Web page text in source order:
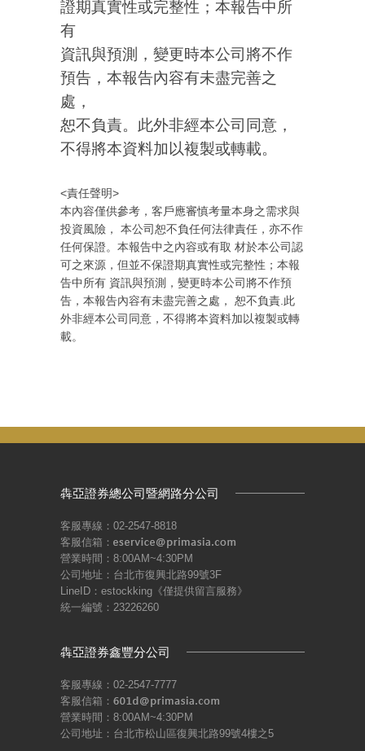
證期真實性或完整性；本報告中所
有
資訊與預測，變更時本公司將不作
預告，本報告內容有未盡完善之
處，
恕不負責。此外非經本公司同意，
不得將本資料加以複製或轉載。
<責任聲明>
本內容僅供參考，客戶應審慎考量本身之需求與
投資風險， 本公司恕不負任何法律責任，亦不作
任何保證。本報告中之內容或有取 材於本公司認
可之來源，但並不保證期真實性或完整性；本報
告中所有 資訊與預測，變更時本公司將不作預
告，本報告內容有未盡完善之處， 恕不負責.此
外非經本公司同意，不得將本資料加以複製或轉
載。
犇亞證券總公司暨網路分公司
客服專線：02-2547-8818
客服信箱：
營業時間：8:00AM~4:30PM
公司地址：台北市復興北路99號3F
LineID：estockking《僅提供留言服務》
統一編號：23226260
犇亞證券鑫豐分公司
客服專線：02-2547-7777
客服信箱：
營業時間：8:00AM~4:30PM
公司地址：台北市松山區復興北路99號4樓之5